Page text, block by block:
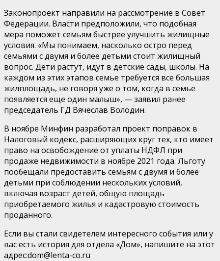
Законопроект направили на рассмотрение в Совет
Федерации. Власти предположили, что подобная
мера поможет семьям быстрее улучшить жилищные
условия. «Мы понимаем, насколько остро перед
семьями с двумя и более детьми стоит жилищный
вопрос. Дети растут, идут в детские сады, школы. На
каждом из этих этапов семье требуется все большая
жилплощадь, не говоря уже о том, когда в семье
появляется еще один малыш», — заявил ранее
председатель ГД Вячеслав Володин.
В ноябре Минфин разработал проект поправок в
Налоговый кодекс, расширяющих круг тех, кто имеет
право на освобождение от уплаты НДФЛ при
продаже недвижимости в ноябре 2021 года. Льготу
пообещали предоставить семьям с двумя и более
детьми при соблюдении нескольких условий,
включая возраст детей, общую площадь
приобретаемого жилья и кадастровую стоимость
проданного.
Если вы стали свидетелем интересного события или у
вас есть история для отдела «Дом», напишите на этот
адрес:dom@lenta-co.ru